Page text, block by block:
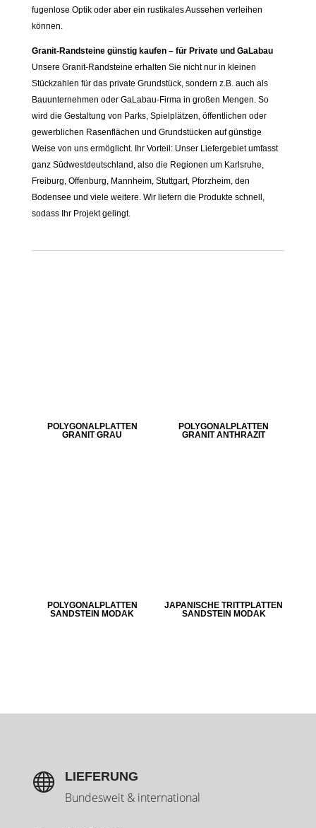
fugenlose Optik oder aber ein rustikales Aussehen verleihen
können.
Granit-Randsteine günstig kaufen – für Private und GaLabau
Unsere Granit-Randsteine erhalten Sie nicht nur in kleinen
Stückzahlen für das private Grundstück, sondern z.B. auch als
Bauunternehmen oder GaLabau-Firma in großen Mengen. So
wird die Gestaltung von Parks, Spielplätzen, öffentlichen oder
gewerblichen Rasenflächen und Grundstücken auf günstige
Weise von uns ermöglicht. Ihr Vorteil: Unser Liefergebiet umfasst
ganz Südwestdeutschland, also die Regionen um Karlsruhe,
Freiburg, Offenburg, Mannheim, Stuttgart, Pforzheim, den
Bodensee und viele weitere. Wir liefern die Produkte schnell,
sodass Ihr Projekt gelingt.
POLYGONALPLATTEN
GRANIT GRAU
POLYGONALPLATTEN
GRANIT ANTHRAZIT
POLYGONALPLATTEN
SANDSTEIN MODAK
JAPANISCHE TRITTPLATTEN
SANDSTEIN MODAK
 LIEFERUNG
Bundesweit & international